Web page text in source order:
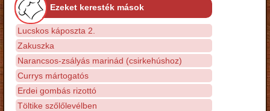
Ezeket keresték mások
Lucskos káposzta 2.
Zakuszka
Narancsos-zsályás marinád (csirkehúshoz)
Currys mártogatós
Erdei gombás rizottó
Töltike szőlőlevélben